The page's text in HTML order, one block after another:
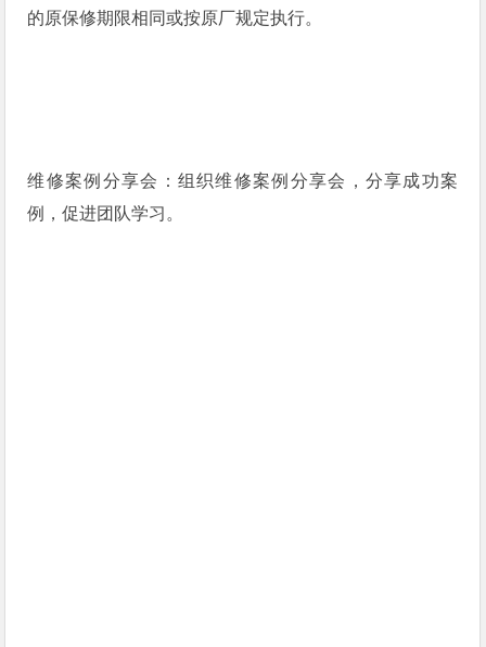
的原保修期限相同或按原厂规定执行。
维修案例分享会：组织维修案例分享会，分享成功案
例，促进团队学习。